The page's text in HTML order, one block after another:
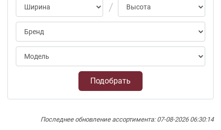
Подобрать
Последнее обновление ассортимента: 07-08-2026 06:30:14